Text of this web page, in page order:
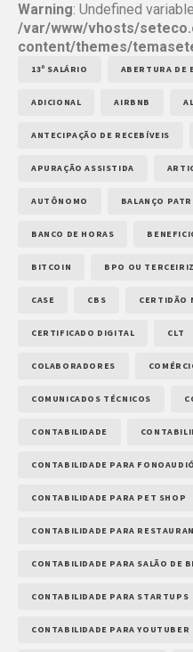
Warning: Undefined
/var/www/vhosts/
content/themes/
13º SALÁRIO ABERTURA DE
ADICIONAL AIRBNB
ANTECIPAÇÃO DE RECEBÍVEIS
APURAÇÃO ASSISTIDA
AUTÔNOMO BALANÇO
BANCO DE HORAS
BITCOIN BPO OU
CASE CBS CERTIDÃO
CERTIFICADO DIGITAL CLT
COLABORADORES
COMUNICADOS TÉCNICOS
CONTABILIDADE
CONTABILIDADE PARA
CONTABILIDADE PARA PET SHOP
CONTABILIDADE PARA
CONTABILIDADE PARA SALÃO DE
CONTABILIDADE PARA STARTUPS
CONTABILIDADE PARA YOUTUBER